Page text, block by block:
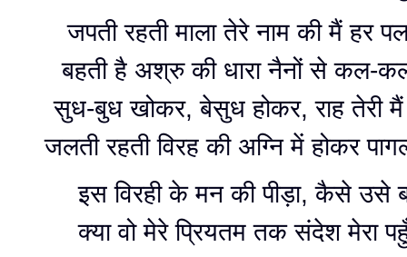
जपती रहती माला तेरे नाम की मैं हर
बहती है अश्रु की धारा नैनों से कल-
सुध-बुध खोकर, बेसुध होकर, राह तेरी
जलती रहती विरह की अग्नि में होकर
इस विरही के मन की पीड़ा, कैसे उसे
क्या वो मेरे प्रियतम तक संदेश मेरा